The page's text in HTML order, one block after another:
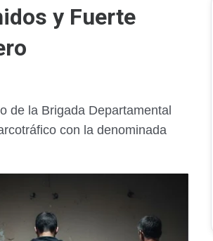
y Fuerte
de la Brigada Departamental
con la denominada